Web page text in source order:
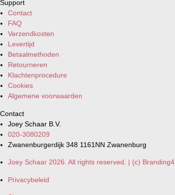
Support
Contact
FAQ
Verzendkosten
Levertijd
Betaalmethoden
Retourneren
Klachtenprocedure
Cookies
Algemene voorwaarden
Contact
Joey Schaar B.V.
020-3080209
Zwanenburgerdijk 348 1161NN Zwanenburg
Joey Schaar 2026. All rights reserved. | (c) Branding4
Privacybeleid